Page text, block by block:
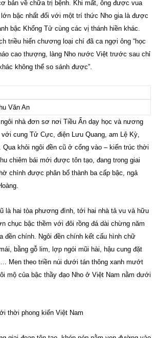
bản về chữa trị bệnh. Khi mất, ông được vua
bậc nhất đối với một trí thức Nho gia là được
bậc Khổng Tử cùng các vị thánh hiền khác.
triều hiến chương loại chí đã ca ngợi ông “học
cao thượng, làng Nho nước Việt trước sau chỉ
không thể so sánh được”.
Văn An
nhà đơn sơ nơi Tiều Ẩn dạy học và nương
cung Tử Cực, điện Lưu Quang, am Lệ Kỳ,
khỏi ngôi đền cũ ở cổng vào – kiến trúc thời
chiêm bái mới được tôn tạo, đang trong giai
chính được phân bố thành ba cấp bậc, ngả
là hai tòa phương đình, tới hai nhà tả vu và hữu
chục bậc thềm với đôi rồng đá dài chừng năm
đền chính. Ngôi đền chính kết cấu hình chữ
bằng gỗ lim, lợp ngói mũi hài, hậu cung đặt
Men theo triền núi dưới tán thông xanh mướt
mộ của bậc thầy đạo Nho ở Việt Nam nằm dưới
thời phong kiến Việt Nam